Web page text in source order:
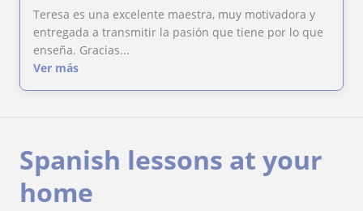
Teresa es una excelente maestra, muy motivadora y
entregada a transmitir la pasión que tiene por lo que
enseña. Gracias...
Ver más
Spanish lessons at your
home